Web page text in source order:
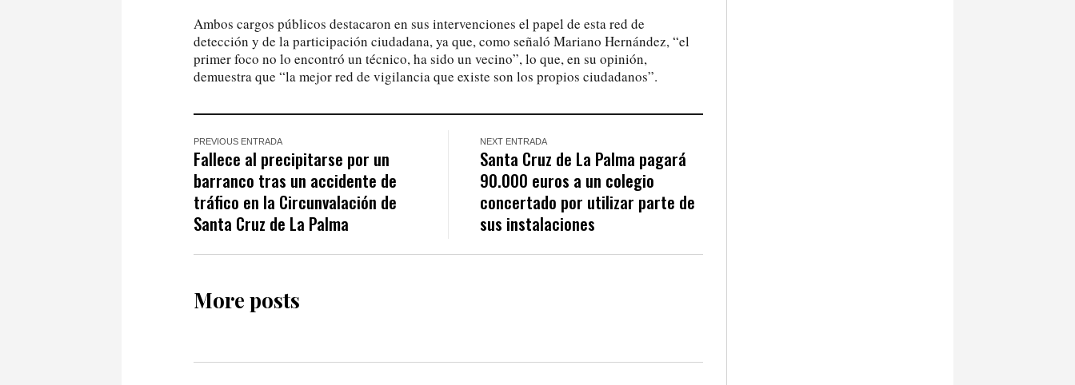
Ambos cargos públicos destacaron en sus intervenciones el papel de esta red de
detección y de la participación ciudadana, ya que, como señaló Mariano Hernández, “el
primer foco no lo encontró un técnico, ha sido un vecino”, lo que, en su opinión,
demuestra que “la mejor red de vigilancia que existe son los propios ciudadanos”.
PREVIOUS ENTRADA
Fallece al precipitarse por un
barranco tras un accidente de
tráfico en la Circunvalación de
Santa Cruz de La Palma
NEXT ENTRADA
Santa Cruz de La Palma pagará
90.000 euros a un colegio
concertado por utilizar parte de
sus instalaciones
More posts